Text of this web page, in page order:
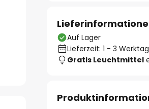
Auf Lager
Lieferzeit: 1 - 3
Gratis Leuchtmittel